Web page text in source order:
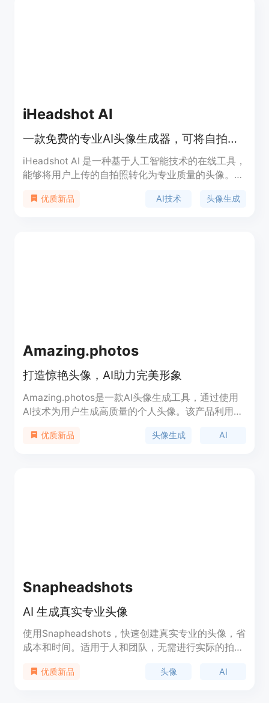
iHeadshot AI
一款免费的专业AI头像生成器，可将自拍照快速转化为高质量的专业头像。
iHeadshot AI 是一种基于人工智能技术的在线工具，
能够将用户上传的自拍照转化为专业质量的头像。该
高度相似的多种风格头像，适用于LinkedIn、简历、
优质新品 AI技术 头像生成
Amazing.photos
打造惊艳头像，AI助力完美形象
Amazing.photos是一款AI头像生成工具，通过使用
AI技术为用户生成高质量的个人头像。该产品利用AI
而出。其优势在于提供数千张4K分辨率的头像图
优质新品 头像生成 AI
Snapheadshots
AI 生成真实专业头像
使用Snapheadshots，快速创建真实专业的头像，省
成本和时间。适用于人和团队，无需进行实际的拍
的高质量头像。可用于 CV、电子邮件、社交媒体
优质新品 头像 AI